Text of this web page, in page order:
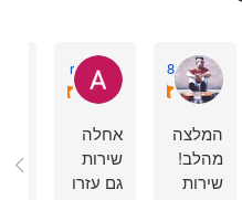
Shaharmiz98
המלצה
מהלב!
שירות
Avi r
אחלה
שירות
גם עזרו